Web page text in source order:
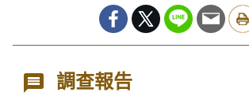
調查報告